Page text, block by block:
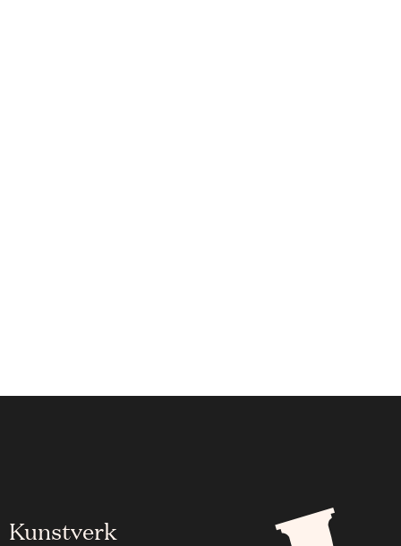
Kunstverk